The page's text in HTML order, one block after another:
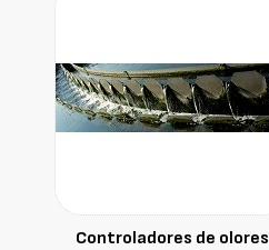
Controladores de olores